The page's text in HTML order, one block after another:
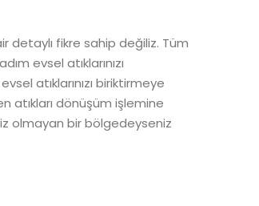
detaylı fikre sahip değiliz. Tüm
evsel atıklarınızı
atıklarınızı biriktirmeye
atıkları dönüşüm işlemine
olmayan bir bölgedeyseniz